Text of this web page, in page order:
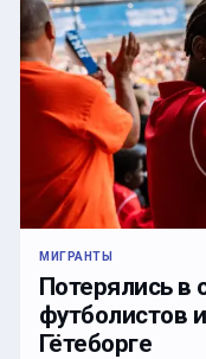
МИГРАНТЫ
Потерялись в
футболистов
Гётеборге